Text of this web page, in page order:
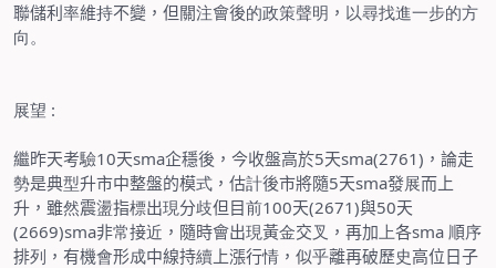
聯儲利率維持不變，但關注會後的政策聲明 ， 以尋找進一步的方
向。
展望 :
繼昨天考驗10天sma企穩後，今收盤高於5天sma(2761) ，論走
勢是典型升市中整盤的模式 ，估計後市將隨5天sma發展而上
升，雖然震盪指標出現分歧但目前100天(2671)與50天
(2669)sma非常接近 ，隨時會出現黃金交叉 ，再加上各sma 順序
排列 ，有機會形成中線持續 上漲行情 ，似乎離再破歷史高位日子